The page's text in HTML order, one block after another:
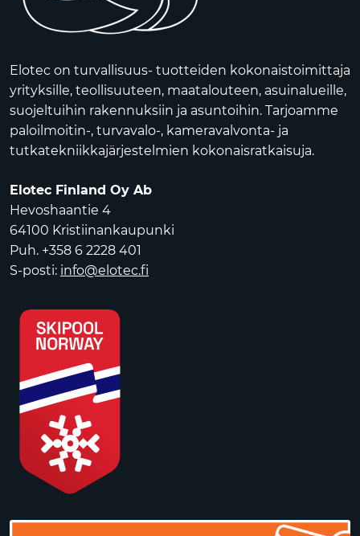
Elotec on turvallisuus- tuotteiden kokonaistoimittaja
yrityksille, teollisuuteen, maatalouteen, asuinalueille,
suojeltuihin rakennuksiin ja asuntoihin. Tarjoamme
paloilmoitin-, turvavalo-, kameravalvonta- ja
tutkatekniikkajärjestelmien kokonaisratkaisuja.
Elotec Finland Oy Ab
Hevoshaantie 4
64100 Kristiinankaupunki
Puh. +358 6 2228 401
S-posti: info@elotec.fi